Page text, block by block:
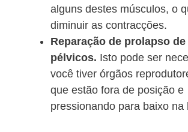
alguns destes músculos, o
diminuir as contracções.
Reparação de prolapso
pélvicos. Isto pode ser
você tiver órgãos
que estão fora de posição e
pressionando para baixo na